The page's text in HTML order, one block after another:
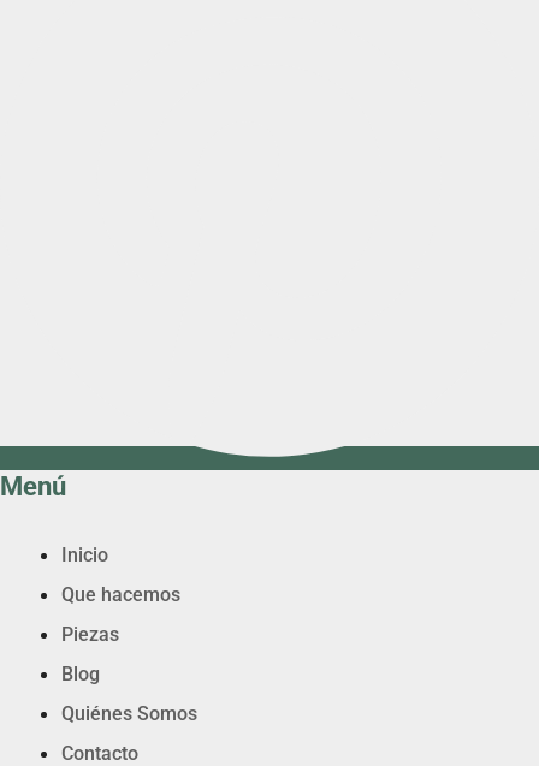
Menú
Inicio
Que hacemos
Piezas
Blog
Quiénes Somos
Contacto